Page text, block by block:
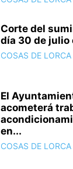
Corte del
día 30 de julio
COSAS DE LORCA
El
acometerá
en...
COSAS DE LORCA